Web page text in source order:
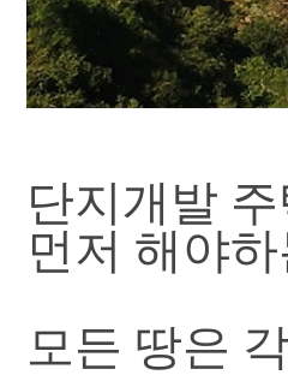
단지개발
먼저 해야
모든 땅은